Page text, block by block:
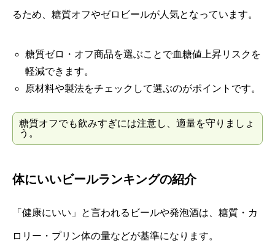
るため、糖質オフやゼロビールが人気となっています。
糖質ゼロ・オフ商品を選ぶことで血糖値上昇リスクを
軽減できます。
原材料や製法をチェックして選ぶのがポイントです。
糖質オフでも飲みすぎには注意し、適量を守りましょ
う。
体にいいビールランキングの紹介
「健康にいい」と言われるビールや発泡酒は、糖質・カ
ロリー・プリン体の量などが基準になります。